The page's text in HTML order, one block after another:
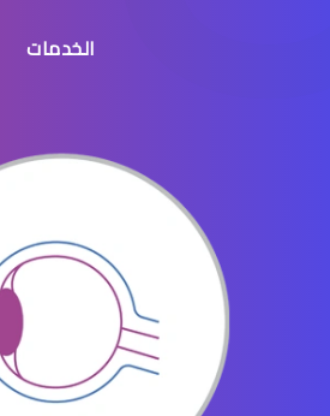
الماء الأزرق في العيون
الماء الازرق بالعين
الخدمات